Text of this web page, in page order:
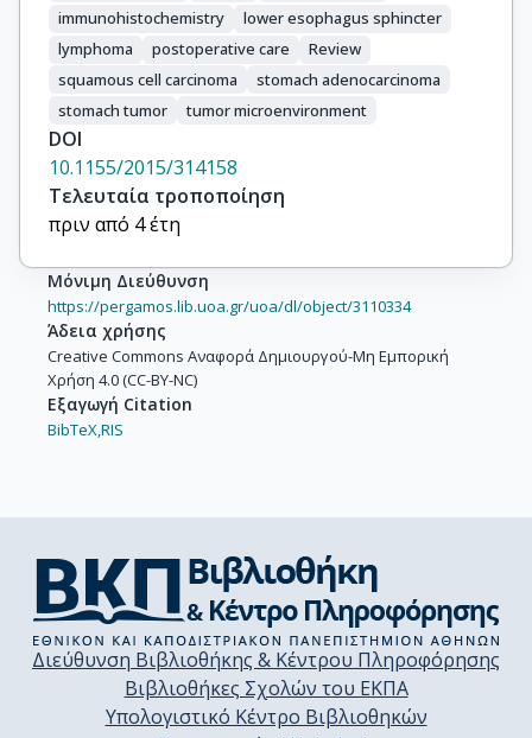
immunohistochemistry
lower esophagus sphincter
lymphoma
postoperative care
Review
squamous cell carcinoma
stomach adenocarcinoma
stomach tumor
tumor microenvironment
DOI
10.1155/2015/314158
Τελευταία τροποποίηση
πριν από 4 έτη
Μόνιμη Διεύθυνση
https://pergamos.lib.uoa.gr/uoa/dl/object/3110334
Άδεια χρήσης
Creative Commons Αναφορά Δημιουργού-Μη Εμπορική
Χρήση 4.0 (CC-BY-NC)
Εξαγωγή Citation
BibTeX,RIS
Διεύθυνση Βιβλιοθήκης & Κέντρου Πληροφόρησης
Βιβλιοθήκες Σχολών του ΕΚΠΑ
Υπολογιστικό Κέντρο Βιβλιοθηκών